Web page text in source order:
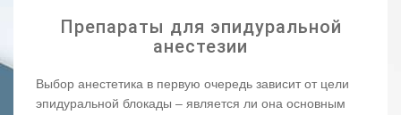
Препараты для эпидуральной
анестезии
Выбор анестетика в первую очередь зависит от цели
эпидуральной блокады – является ли она основным